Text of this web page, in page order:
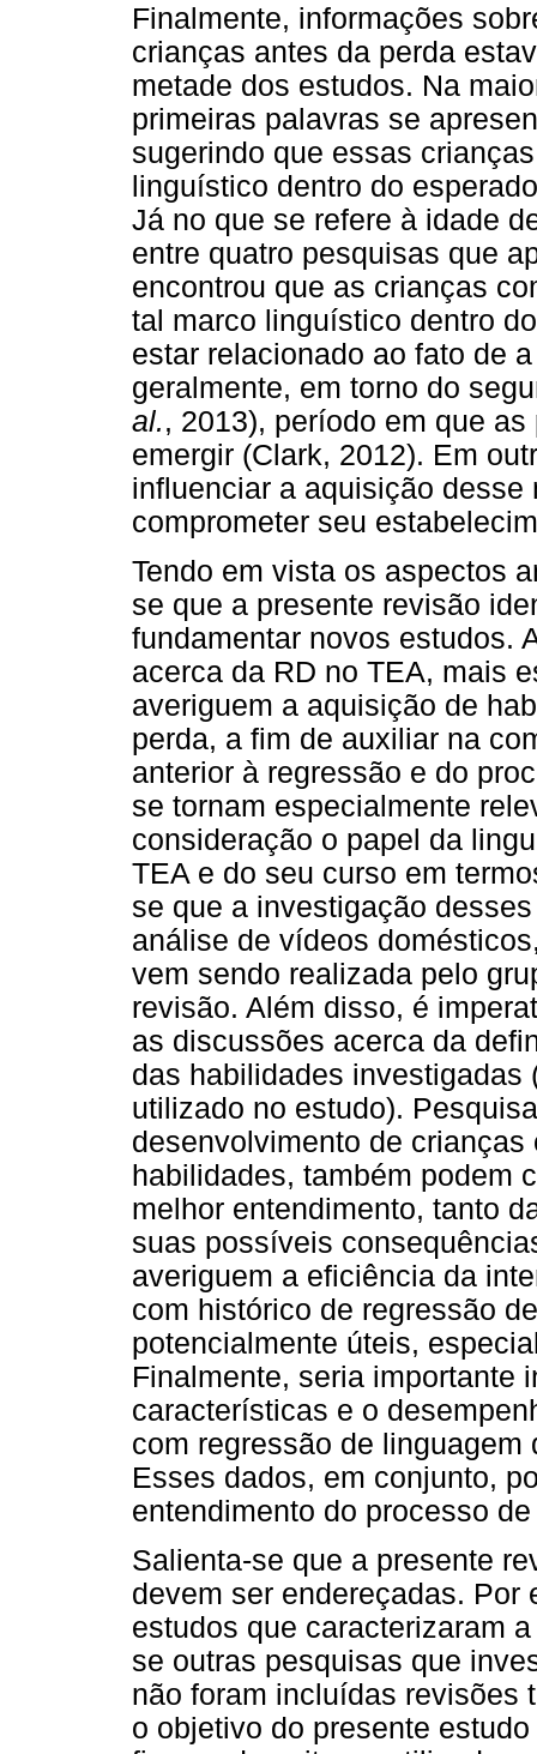
Finalmente, informações
crianças antes da perda
metade dos estudos. Na
primeiras palavras se
sugerindo que essas
linguístico dentro do
Já no que se refere à idade
entre quatro pesquisas que
encontrou que as crianças
tal marco linguístico dentro
estar relacionado ao fato de
geralmente, em torno do
al., 2013), período em que
emergir (Clark, 2012). Em
influenciar a aquisição
comprometer seu
Tendo em vista os aspectos
se que a presente revisão
fundamentar novos estudos.
acerca da RD no TEA, mais
averiguem a aquisição de
perda, a fim de auxiliar na
anterior à regressão e do
se tornam especialmente
consideração o papel da
TEA e do seu curso em
se que a investigação
análise de vídeos
vem sendo realizada pelo
revisão. Além disso, é
as discussões acerca da
das habilidades investigadas
utilizado no estudo).
desenvolvimento de
habilidades, também podem
melhor entendimento, tanto
suas possíveis
averiguem a eficiência da
com histórico de regressão
potencialmente úteis,
Finalmente, seria importante
características e o
com regressão de
Esses dados, em conjunto,
entendimento do processo
Salienta-se que a presente
devem ser endereçadas. Por
estudos que caracterizaram
se outras pesquisas que
não foram incluídas revisões
o objetivo do presente